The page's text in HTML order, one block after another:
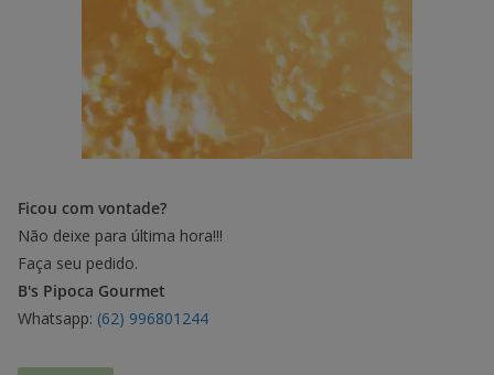
Ficou com vontade?
Não deixe para última hora!!!
Faça seu pedido.
B's Pipoca Gourmet
Whatsapp: (62) 996801244